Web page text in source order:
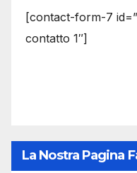
[contact-form-7
contatto 1″]
La Nostra Pagina